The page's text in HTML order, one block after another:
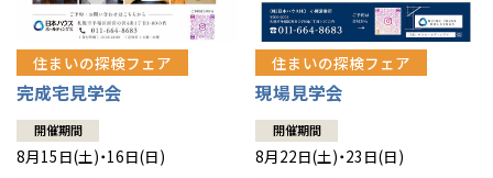
住まいの探検フェア
完成宅見学会
開催期間
8月15日(土)・16日(日)
住まいの探検フェア
現場見学会
開催期間
8月22日(土)・23日(日)